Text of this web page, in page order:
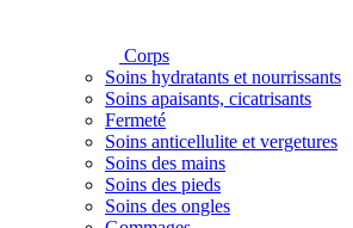
Corps
Soins hydratants et nourrissants
Soins apaisants, cicatrisants
Fermeté
Soins anticellulite et vergetures
Soins des mains
Soins des pieds
Soins des ongles